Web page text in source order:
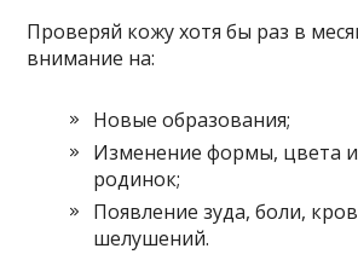
Проверяй кожу хотя бы раз в
внимание на:
Новые образования;
Изменение формы, цвета
родинок;
Появление зуда, боли,
шелушений.